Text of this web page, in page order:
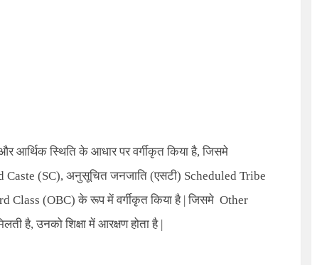
आर्थिक स्थिति के आधार पर वर्गीकृत किया है, जिसमे
Caste (SC), अनुसूचित जनजाति (एसटी) Scheduled Tribe
Class (OBC) के रूप में वर्गीकृत किया है | जिसमे Other
है, उनको शिक्षा में आरक्षण होता है |